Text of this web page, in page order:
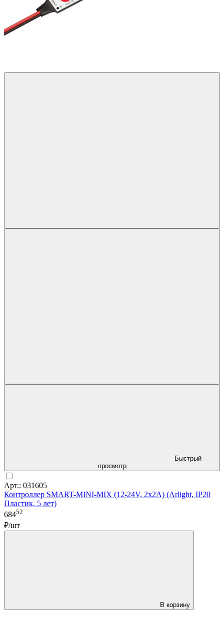
Быстрый
просмотр
Арт.: 031605
Контроллер SMART-MINI-MIX (12-24V, 2x2A) (Arlight, IP20
Пластик, 5 лет)
68452
₽/шт
В корзину